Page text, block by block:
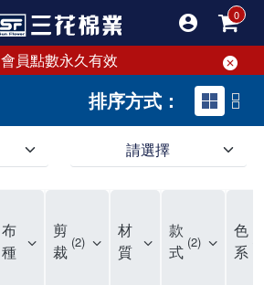
會員點數永久有效
排序方式：
請選擇
布
種
剪
裁 2
材
質
款
式 2
色
系